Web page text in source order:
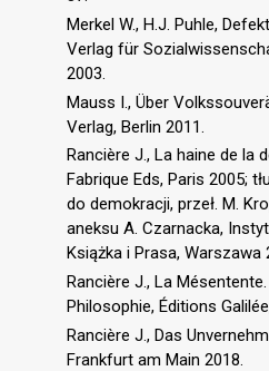
Merkel W., H.J. Puhle,
Verlag für
2003.
Mauss I., Über
Verlag, Berlin 2011.
Rancière J., La haine de la
Fabrique Eds, Paris 2005;
do demokracji, przeł. M.
aneksu A. Czarnacka,
Książka i Prasa, Warszawa
Rancière J., La
Philosophie, Éditions
Rancière J., Das
Frankfurt am Main 2018.